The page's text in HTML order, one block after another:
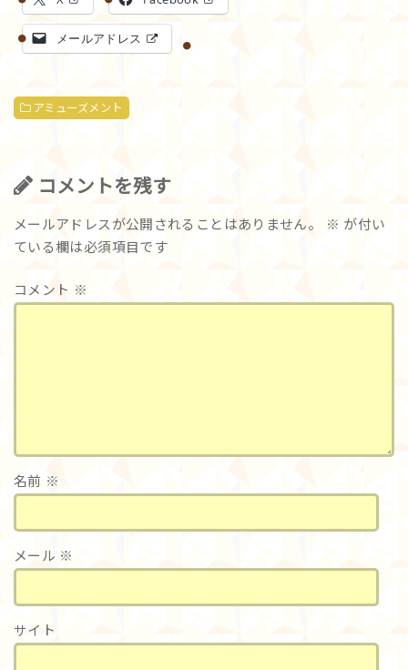
メールアドレス
アミューズメント
コメントを残す
メールアドレスが公開されることはありません。 ※ が付い
ている欄は必須項目です
コメント ※
名前 ※
メール ※
サイト